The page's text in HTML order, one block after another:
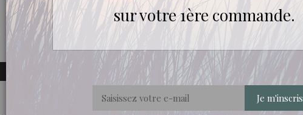
AVIS À PROPOS DU PRODUIT
sur votre 1ère commande.
Je m'inscris